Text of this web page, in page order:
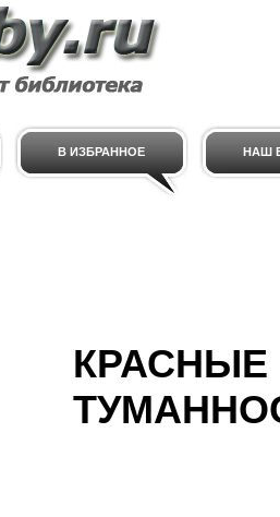
В ИЗБРАННОЕ НАШ
КРАСНЫЕ